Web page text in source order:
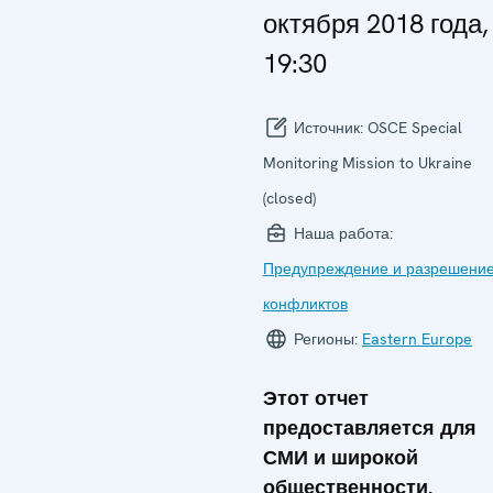
октября 2018 года,
19:30
Источник: OSCE Special
Monitoring Mission to Ukraine
(closed)
Наша работа:
Предупреждение и
конфликтов
Регионы: Eastern Europe
Этот отчет
предоставляется для
СМИ и широкой
общественности.